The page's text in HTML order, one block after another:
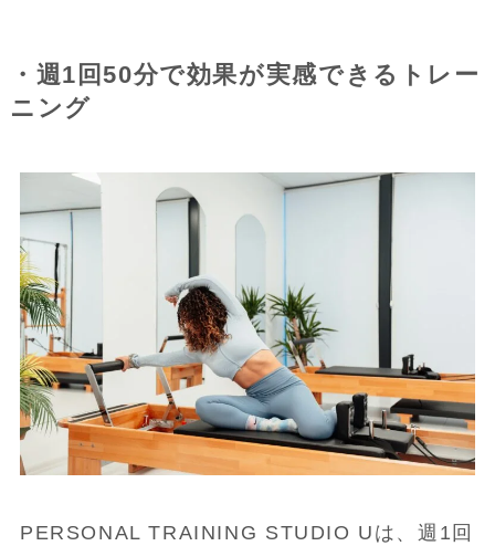
・週1回50分で効果が実感できるトレー
ニング
PERSONAL TRAINING STUDIO Uは、週1回